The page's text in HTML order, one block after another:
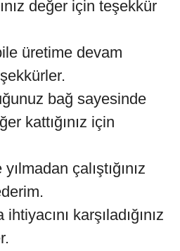
değer için teşekkür
üretime devam
bağ sayesinde
kattığınız için
çalıştığınız
karşıladığınız